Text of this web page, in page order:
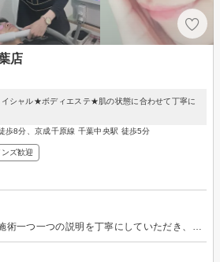
店
シャル★ボディエステ★肌の状態に合わせて丁寧に
歩8分、京成千原線 千葉中央駅 徒歩5分
ンズ歓迎